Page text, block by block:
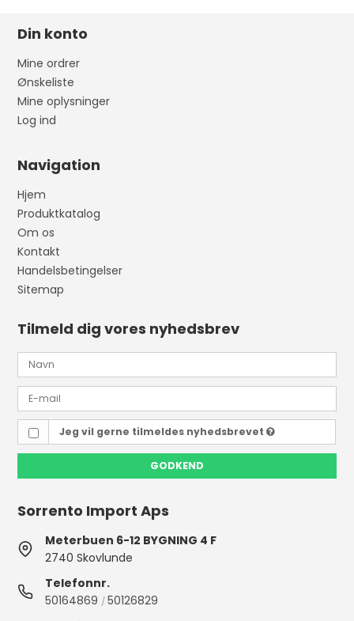
Din konto
Mine ordrer
Ønskeliste
Mine oplysninger
Log ind
Navigation
Hjem
Produktkatalog
Om os
Kontakt
Handelsbetingelser
Sitemap
Tilmeld dig vores nyhedsbrev
Jeg vil gerne tilmeldes nyhedsbrevet
GODKEND
Sorrento Import Aps
Meterbuen 6-12 BYGNING 4 F
2740 Skovlunde
Telefonnr.
50164869 /50126829